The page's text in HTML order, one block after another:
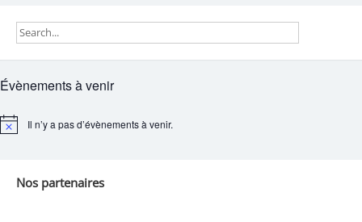
Évènements à venir
Notice Il n’y a pas d’évènements à venir.
Nos partenaires